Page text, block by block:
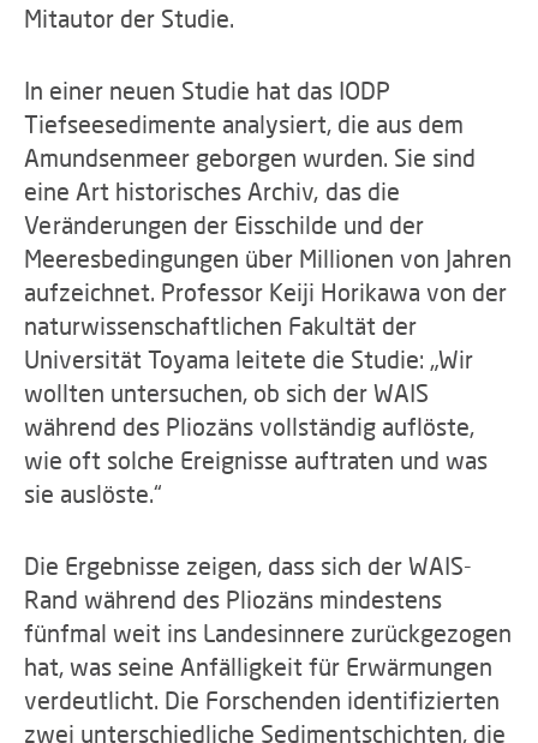
Mitautor der Studie.
In einer neuen Studie hat das IODP
Tiefseesedimente analysiert, die aus dem
Amundsenmeer geborgen wurden. Sie sind
eine Art historisches Archiv, das die
Veränderungen der Eisschilde und der
Meeresbedingungen über Millionen von Jahren
aufzeichnet. Professor Keiji Horikawa von der
naturwissenschaftlichen Fakultät der
Universität Toyama leitete die Studie: „Wir
wollten untersuchen, ob sich der WAIS
während des Pliozäns vollständig auflöste,
wie oft solche Ereignisse auftraten und was
sie auslöste.“
Die Ergebnisse zeigen, dass sich der WAIS-
Rand während des Pliozäns mindestens
fünfmal weit ins Landesinnere zurückgezogen
hat, was seine Anfälligkeit für Erwärmungen
verdeutlicht. Die Forschenden identifizierten
zwei unterschiedliche Sedimentschichten, die